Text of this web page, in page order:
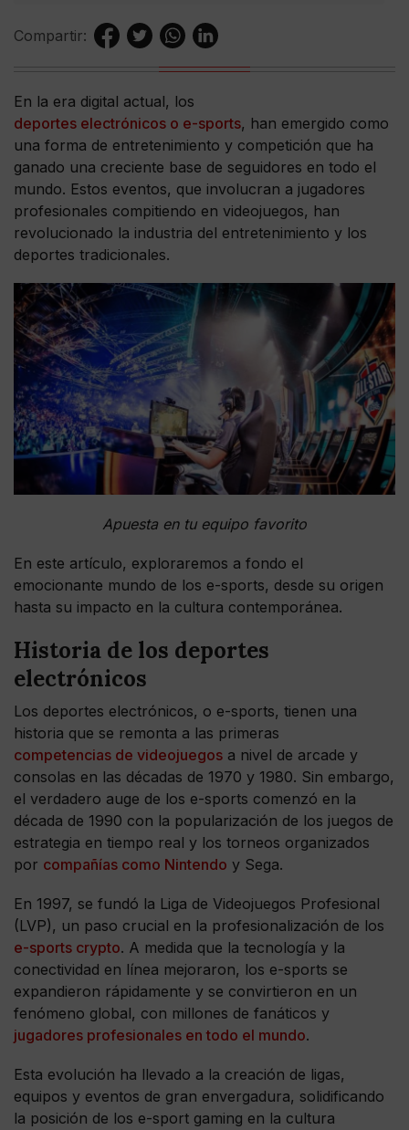
Compartir:
En la era digital actual, los
deportes electrónicos o e-sports, han emergido como
una forma de entretenimiento y competición que ha
ganado una creciente base de seguidores en todo el
mundo. Estos eventos, que involucran a jugadores
profesionales compitiendo en videojuegos, han
revolucionado la industria del entretenimiento y los
deportes tradicionales.
Apuesta en tu equipo favorito
En este artículo, exploraremos a fondo el
emocionante mundo de los e-sports, desde su origen
hasta su impacto en la cultura contemporánea.
Historia de los deportes
electrónicos
Los deportes electrónicos, o e-sports, tienen una
historia que se remonta a las primeras
competencias de videojuegos a nivel de arcade y
consolas en las décadas de 1970 y 1980. Sin embargo,
el verdadero auge de los e-sports comenzó en la
década de 1990 con la popularización de los juegos de
estrategia en tiempo real y los torneos organizados
por compañías como Nintendo y Sega.
En 1997, se fundó la Liga de Videojuegos Profesional
(LVP), un paso crucial en la profesionalización de los
e-sports crypto. A medida que la tecnología y la
conectividad en línea mejoraron, los e-sports se
expandieron rápidamente y se convirtieron en un
fenómeno global, con millones de fanáticos y
jugadores profesionales en todo el mundo.
Esta evolución ha llevado a la creación de ligas,
equipos y eventos de gran envergadura, solidificando
la posición de los e-sport gaming en la cultura